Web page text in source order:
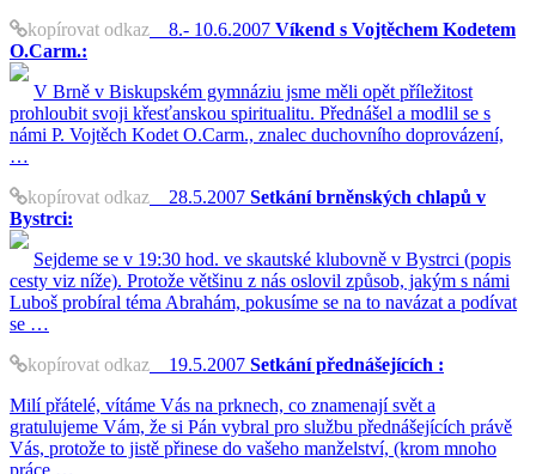
kopírovat odkaz 8.- 10.6.2007 Víkend s Vojtěchem Kodetem
O.Carm.:
V Brně v Biskupském gymnáziu jsme měli opět příležitost
prohloubit svoji křesťanskou spiritualitu. Přednášel a modlil se s
námi P. Vojtěch Kodet O.Carm., znalec duchovního doprovázení,
…
kopírovat odkaz 28.5.2007 Setkání brněnských chlapů v
Bystrci:
Sejdeme se v 19:30 hod. ve skautské klubovně v Bystrci (popis
cesty viz níže). Protože většinu z nás oslovil způsob, jakým s námi
Luboš probíral téma Abrahám, pokusíme se na to navázat a podívat
se …
kopírovat odkaz 19.5.2007 Setkání přednášejících :
Milí přátelé, vítáme Vás na prknech, co znamenají svět a
gratulujeme Vám, že si Pán vybral pro službu přednášejících právě
Vás, protože to jistě přinese do vašeho manželství, (krom mnoho
práce …